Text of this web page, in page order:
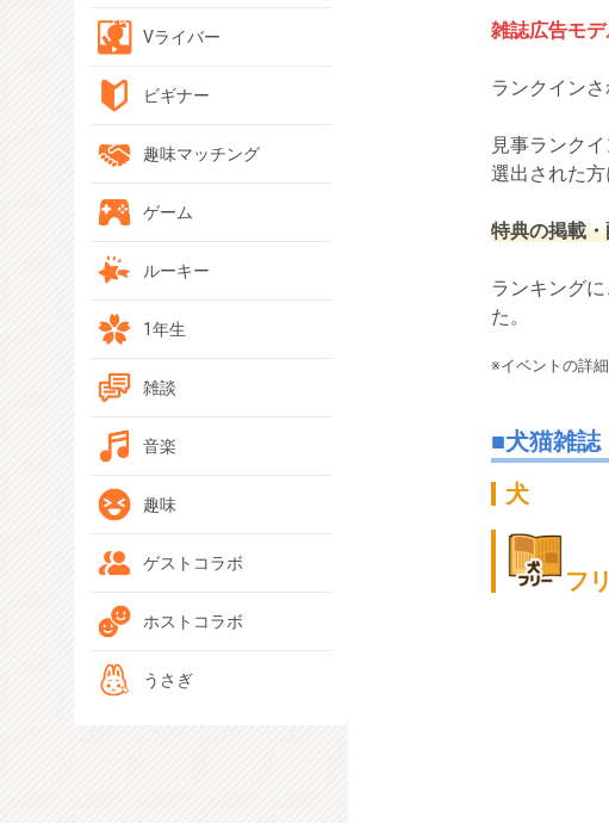
Vライバー
ビギナー
趣味マッチング
ゲーム
ルーキー
1年生
雑談
音楽
趣味
ゲストコラボ
ホストコラボ
うさぎ
雑誌広告モ
ランクイン
見事ランク
選出された
特典の掲載
ランキング
た。
※イベントの詳
犬猫雑誌
犬
フ